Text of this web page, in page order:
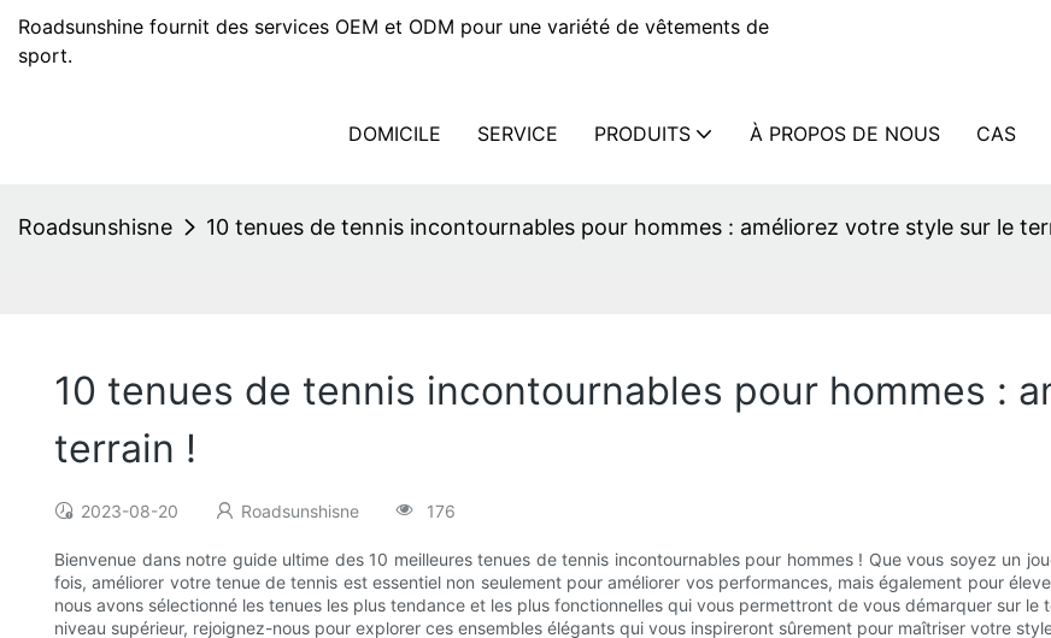
Roadsunshine fournit des services OEM et ODM pour une variété de vêtements de
sport.
DOMICILE SERVICE PRODUITS À PROPOS DE NOUS CAS
Roadsunshisne 10 tenues de tennis incontournables pour hommes : améliorez votre style sur le
10 tenues de tennis incontournables pour hommes :
terrain !
2023-08-20 Roadsunshisne 176
Bienvenue dans notre guide ultime des 10 meilleures tenues de tennis incontournables pour hommes ! Que vous soyez un
fois, améliorer votre tenue de tennis est essentiel non seulement pour améliorer vos performances, mais également pour
nous avons sélectionné les tenues les plus tendance et les plus fonctionnelles qui vous permettront de vous démarquer sur
niveau supérieur, rejoignez-nous pour explorer ces ensembles élégants qui vous inspireront sûrement pour maîtriser votre